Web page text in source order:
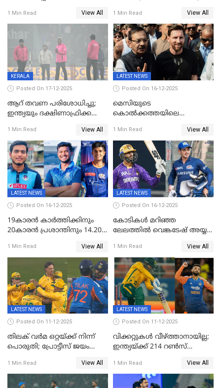
മാറ്റം
1 Min Read View All
ഇന്ത്യ ഫൈനലിൽ
1 Min Read View All
KERALA
Posted On 17-12-2025
ആറ് തവണ പരിശോധിച്ചു;
ഇന്ത്യയും ദക്ഷിണാഫ്രിക്കയും
ഉപേക്ഷിച്ചു
1 Min Read View All
LATEST NEWS
Posted On 16-12-2025
മെസിയുടെ
കൊൽക്കത്തയിലെ
സംഘർഷം: കായിക മന്ത്രി
അരൂപ് ബിശ്വാസ് രാജിവച്ചു
1 Min Read View All
LATEST NEWS
Posted On 16-12-2025
19കാരൻ കാർത്തിക്കിനും
20കാരൻ പ്രശാന്തിനും 14.20
കോടിക്ക് ഡൽഹിയിൽ;
മലയാളി താരം വിഘ്നേഷ്
പുത്തുർ രാജസ്ഥാനിൽ
1 Min Read View All
LATEST NEWS
Posted On 16-12-2025
കോടികൾ മറിഞ്ഞ
ലേലത്തിൽ വെങ്കടേഷ് അയ്യര്‍
ബംഗളൂരുവില്‍; ക്വിന്റണ്‍ ഡി
കോക്ക് മുംബൈ
ഇന്ത്യന്‍സില്‍; 25കോടിക്ക്
കാമറൂൺ ഗ്രീൻ
കൊൽക്കത്തയിൽ
1 Min Read View All
LATEST NEWS
Posted On 11-12-2025
തിലക് വർമ ഒറ്റയ്ക്ക് നിന്ന്
പൊരുതി; പ്രോട്ടീസ് ജയം
1 Min Read View All
LATEST NEWS
Posted On 11-12-2025
വിക്കറ്റുകൾ വീഴ്ത്താനായില്ല;
ഇന്ത്യയ്ക്ക് 214 റൺസ്
ഡികോക്ക് കസറി
1 Min Read View All